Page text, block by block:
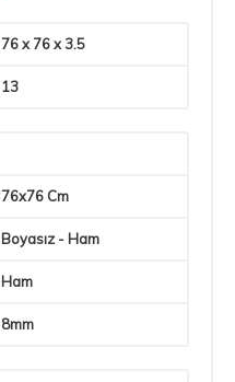
76 x 76 x 3.5
13
76x76 Cm
Boyasız - Ham
Ham
8mm